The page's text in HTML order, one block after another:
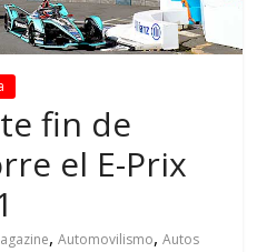
fin de
el E-Prix
,Automovilismo,Autos